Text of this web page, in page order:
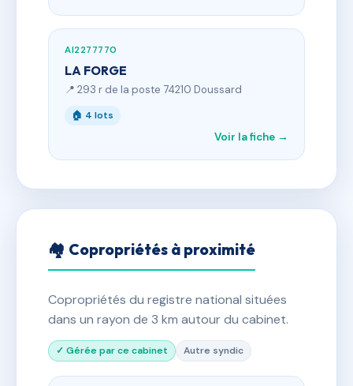
AI2277770
LA FORGE
📍 293 r de la poste 74210 Doussard
🏠 4 lots
Voir la fiche →
🏘 Copropriétés à proximité
Copropriétés du registre national situées
dans un rayon de 3 km autour du cabinet.
✓ Gérée par ce cabinet Autre syndic